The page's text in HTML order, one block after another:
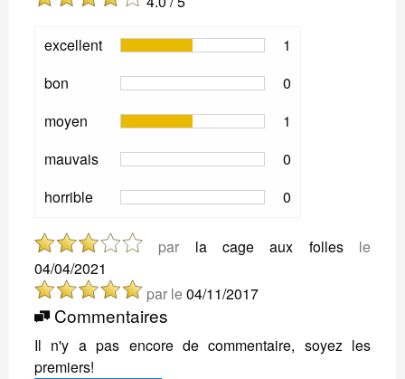
excellent
1
bon
0
moyen
1
mauvais
0
horrible
0
par la cage aux follesle
04/04/2021
par le04/11/2017
Commentaires
Il n'y a pas encore de commentaire, soyez les
premiers!